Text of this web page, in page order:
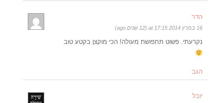
הדר
16 במרץ 2014 at 17:15 (12 שנים ago)
נקרעתי. פשוט תחפושת מעולה! הכי מוקצן בקטע טוב
הגב
יובל